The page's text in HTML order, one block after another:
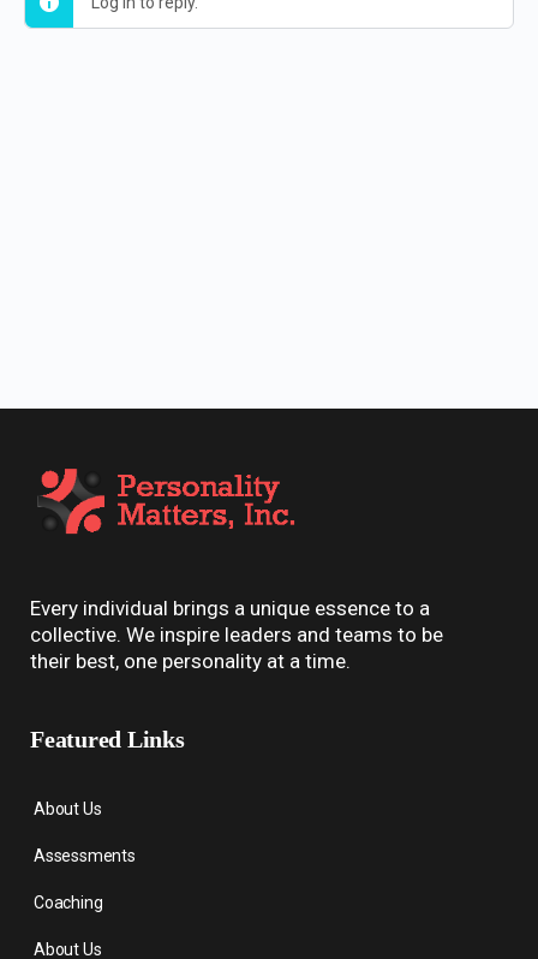
Every individual brings a unique essence to a
collective. We inspire leaders and teams to be
their best, one personality at a time.
Featured Links
About Us
Assessments
Coaching
About Us